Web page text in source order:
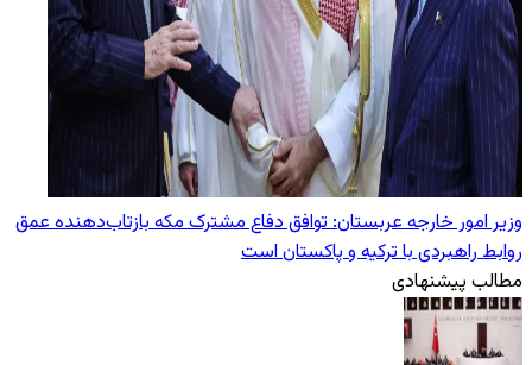
وزیر امور خارجه عربستان: توافق دفاع مشترک مکه بازتاب‌دهنده عمق
روابط راهبردی با ترکیه و پاکستان است
مطالب پیشنهادی